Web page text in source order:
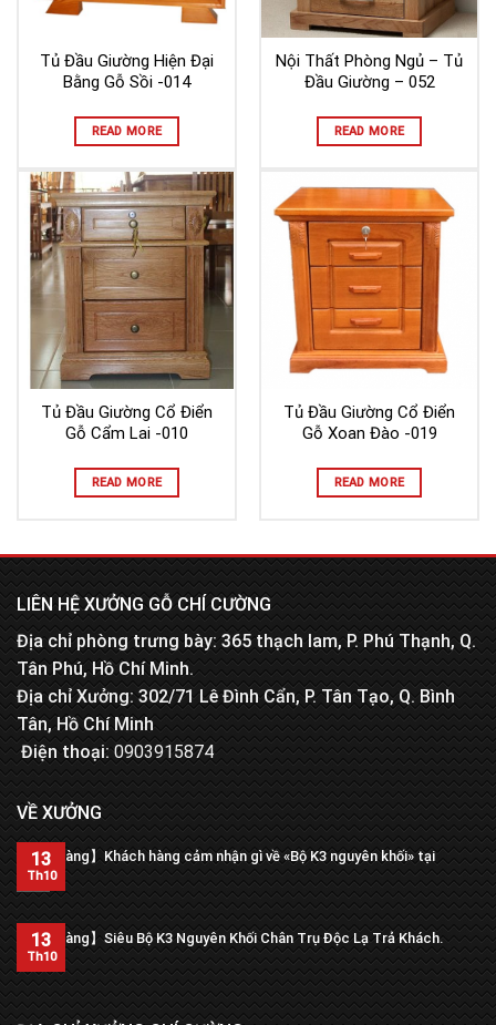
Tủ Đầu Giường Hiện Đại
Bằng Gỗ Sồi -014
READ MORE
Nội Thất Phòng Ngủ – Tủ
Đầu Giường – 052
READ MORE
Tủ Đầu Giường Cổ Điển
Gỗ Cẩm Lai -010
READ MORE
Tủ Đầu Giường Cổ Điển
Gỗ Xoan Đào -019
READ MORE
LIÊN HỆ XƯỞNG GỖ CHÍ CƯỜNG
Địa chỉ phòng trưng bày: 365 thạch lam, P. Phú Thạnh, Q.
Tân Phú, Hồ Chí Minh.
Địa chỉ Xưởng: 302/71 Lê Đình Cẩn, P. Tân Tạo, Q. Bình
Tân, Hồ Chí Minh
Điện thoại:0903915874
VỀ XƯỞNG
【Trả hàng】Khách hàng cảm nhận gì về «Bộ K3 nguyên khối» tại
xưởng?
13
Th10
【Trả hàng】Siêu Bộ K3 Nguyên Khối Chân Trụ Độc Lạ Trả Khách.
13
Th10